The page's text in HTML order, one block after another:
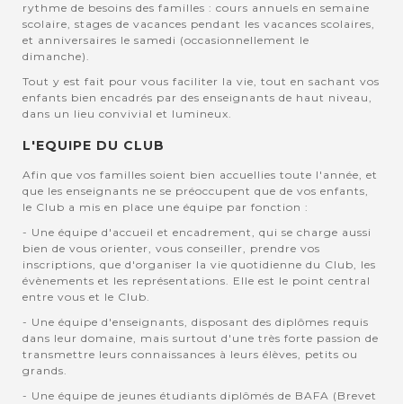
rythme de besoins des familles : cours annuels en semaine
scolaire, stages de vacances pendant les vacances scolaires,
et anniversaires le samedi (occasionnellement le
dimanche).
Tout y est fait pour vous faciliter la vie, tout en sachant vos
enfants bien encadrés par des enseignants de haut niveau,
dans un lieu convivial et lumineux.
L'EQUIPE DU CLUB
Afin que vos familles soient bien accuellies toute l'année, et
que les enseignants ne se préoccupent que de vos enfants,
le Club a mis en place une équipe par fonction :
- Une équipe d'accueil et encadrement, qui se charge aussi
bien de vous orienter, vous conseiller, prendre vos
inscriptions, que d'organiser la vie quotidienne du Club, les
évènements et les représentations. Elle est le point central
entre vous et le Club.
- Une équipe d'enseignants, disposant des diplômes requis
dans leur domaine, mais surtout d'une très forte passion de
transmettre leurs connaissances à leurs élèves, petits ou
grands.
- Une équipe de jeunes étudiants diplômés de BAFA (Brevet